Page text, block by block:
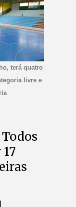
terá quatro
livre e